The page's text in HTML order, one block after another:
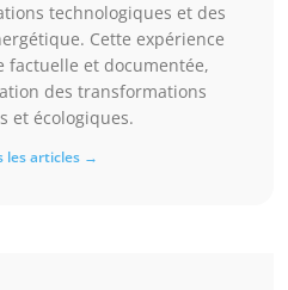
technologiques et des
Cette expérience
et documentée,
des transformations
et écologiques.
les articles →